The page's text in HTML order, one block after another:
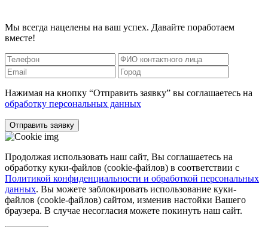
Мы всегда нацелены на ваш успех. Давайте поработаем
вместе!
Нажимая на кнопку “Отправить заявку” вы соглашаетесь на
обработку персональных данных
Отправить заявку
Продолжая использовать наш сайт, Вы соглашаетесь на
обработку куки-файлов (cookie-файлов) в соответствии с
Политикой конфиденциальности и обработкой персональных
данных. Вы можете заблокировать использование куки-
файлов (cookie-файлов) сайтом, изменив настойки Вашего
браузера. В случае несогласия можете покинуть наш сайт.